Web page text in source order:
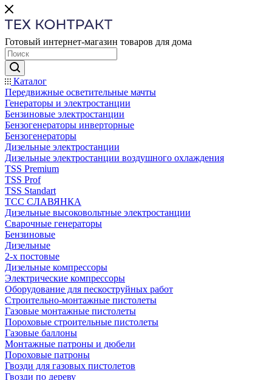
Готовый интернет-магазин товаров для дома
Каталог
Передвижные осветительные мачты
Генераторы и электростанции
Бензиновые электростанции
Бензогенераторы инверторные
Бензогенераторы
Дизельные электростанции
Дизельные электростанции воздушного охлаждения
TSS Premium
TSS Prof
TSS Standart
ТСС СЛАВЯНКА
Дизельные высоковольтные электростанции
Сварочные генераторы
Бензиновые
Дизельные
2-х постовые
Дизельные компрессоры
Электрические компрессоры
Оборудование для пескоструйных работ
Строительно-монтажные пистолеты
Газовые монтажные пистолеты
Пороховые строительные пистолеты
Газовые баллоны
Монтажные патроны и дюбели
Пороховые патроны
Гвозди для газовых пистолетов
Гвозди по дереву